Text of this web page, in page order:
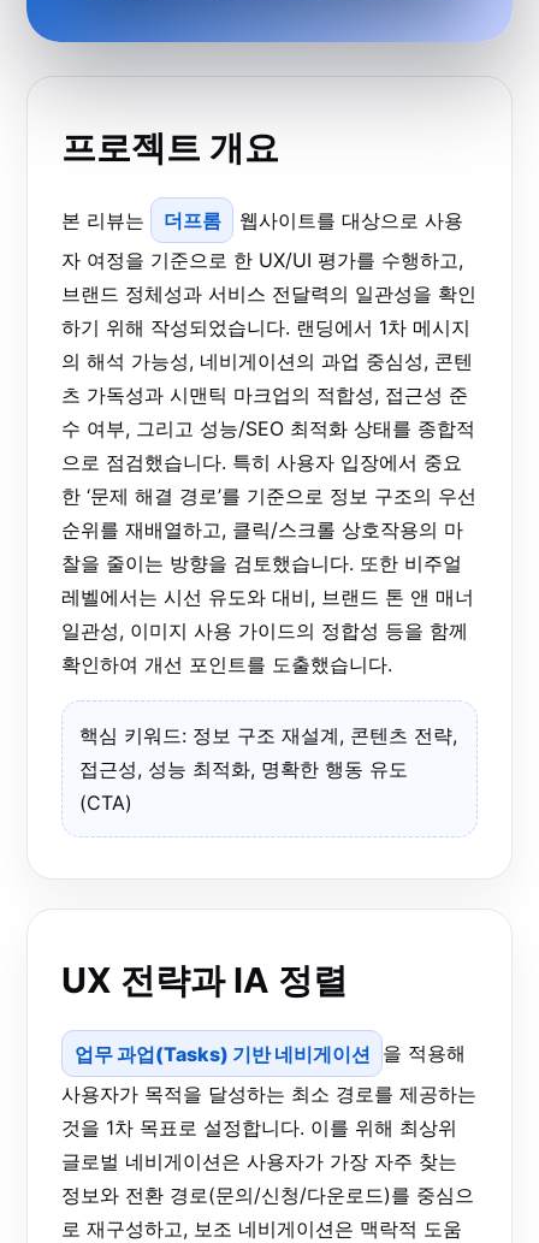
프로젝트 개요
본 리뷰는 더프롬
웹사이트를 대상으로 사용
자 여정을 기준으로 한 UX/UI 평가를 수행하고,
브랜드 정체성과 서비스 전달력의 일관성을 확인
하기 위해 작성되었습니다. 랜딩에서 1차 메시지
의 해석 가능성, 네비게이션의 과업 중심성, 콘텐
츠 가독성과 시맨틱 마크업의 적합성, 접근성 준
수 여부, 그리고 성능/SEO 최적화 상태를 종합적
으로 점검했습니다. 특히 사용자 입장에서 중요
한 ‘문제 해결 경로’를 기준으로 정보 구조의 우선
순위를 재배열하고, 클릭/스크롤 상호작용의 마
찰을 줄이는 방향을 검토했습니다. 또한 비주얼
레벨에서는 시선 유도와 대비, 브랜드 톤 앤 매너
일관성, 이미지 사용 가이드의 정합성 등을 함께
확인하여 개선 포인트를 도출했습니다.
핵심 키워드: 정보 구조 재설계, 콘텐츠 전략,
접근성, 성능 최적화, 명확한 행동 유도
(CTA)
UX 전략과 IA 정렬
업무 과업(Tasks) 기반 네비게이션 을 적용해
사용자가 목적을 달성하는 최소 경로를 제공하는
것을 1차 목표로 설정합니다. 이를 위해 최상위
글로벌 네비게이션은 사용자가 가장 자주 찾는
정보와 전환 경로(문의/신청/다운로드)를 중심으
로 재구성하고, 보조 네비게이션은 맥락적 도움